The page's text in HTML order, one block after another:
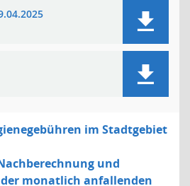
im Stadtgebiet
und
monatlich anfallenden